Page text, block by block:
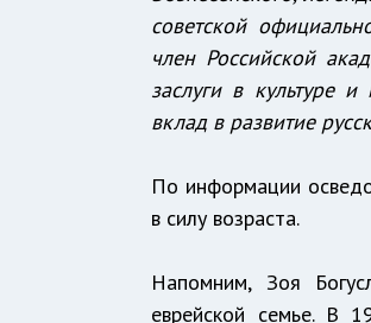
советской
член Российской
заслуги в культуре
вклад в развитие
По информации
в силу возраста.
Напомним, Зоя
еврейской семье. В